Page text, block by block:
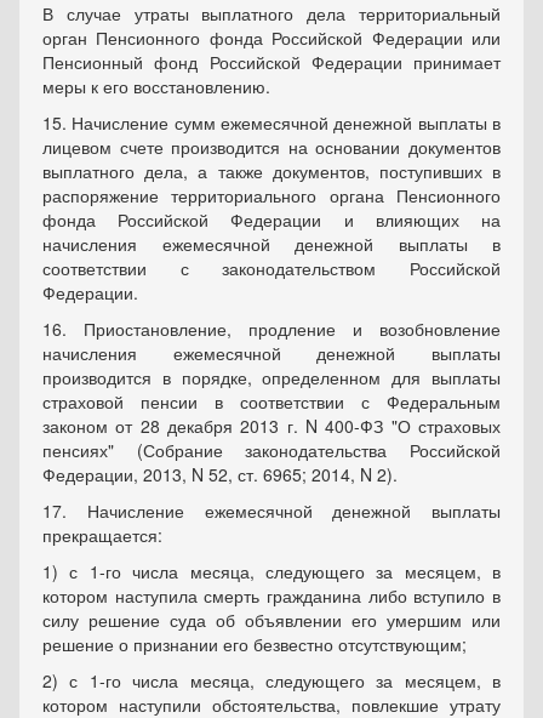
В случае утраты выплатного дела территориальный
орган Пенсионного фонда Российской Федерации или
Пенсионный фонд Российской Федерации принимает
меры к его восстановлению.
15. Начисление сумм ежемесячной денежной выплаты в
лицевом счете производится на основании документов
выплатного дела, а также документов, поступивших в
распоряжение территориального органа Пенсионного
фонда Российской Федерации и влияющих на
начисления ежемесячной денежной выплаты в
соответствии с законодательством Российской
Федерации.
16. Приостановление, продление и возобновление
начисления ежемесячной денежной выплаты
производится в порядке, определенном для выплаты
страховой пенсии в соответствии с Федеральным
законом от 28 декабря 2013 г. N 400-ФЗ "О страховых
пенсиях" (Собрание законодательства Российской
Федерации, 2013, N 52, ст. 6965; 2014, N 2).
17. Начисление ежемесячной денежной выплаты
прекращается:
1) с 1-го числа месяца, следующего за месяцем, в
котором наступила смерть гражданина либо вступило в
силу решение суда об объявлении его умершим или
решение о признании его безвестно отсутствующим;
2) с 1-го числа месяца, следующего за месяцем, в
котором наступили обстоятельства, повлекшие утрату